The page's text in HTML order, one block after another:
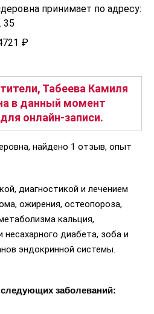
принимает по адресу:
35
₽
Табеева Камиля
в данный момент
онлайн-записи.
найдено 1 отзыв, опыт
диагностикой и лечением
ожирения, остеопороза,
кальция,
несахарного диабета, зоба и
эндокринной системы.
заболеваний: